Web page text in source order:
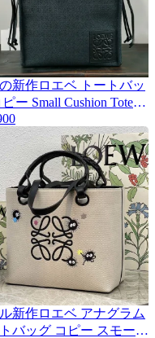
新作ロエベ トートバッ
ー Small Cushion Tote☆
ョントートスモール☆
A612A93X252426
新作ロエベ アナグラム
トバッグ コピー スモール